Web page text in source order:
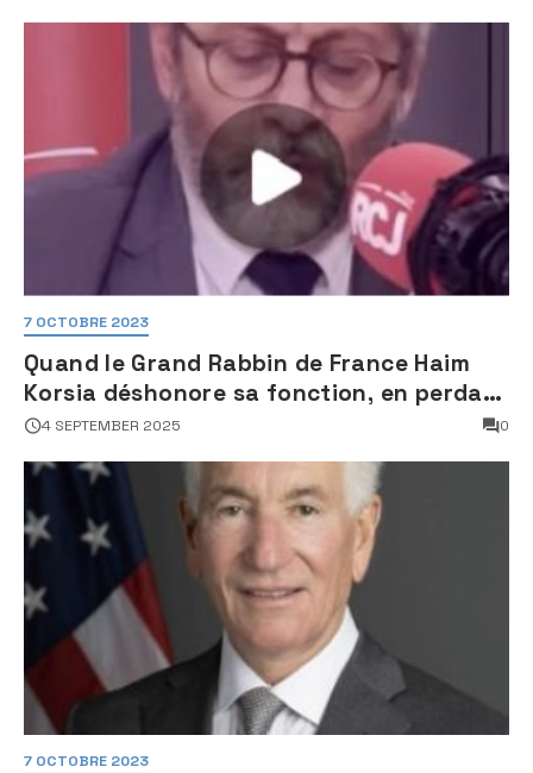
7 OCTOBRE 2023
Quand le Grand Rabbin de France Haim
Korsia déshonore sa fonction, en perdant
son sang froid
4 SEPTEMBER 2025 0
7 OCTOBRE 2023